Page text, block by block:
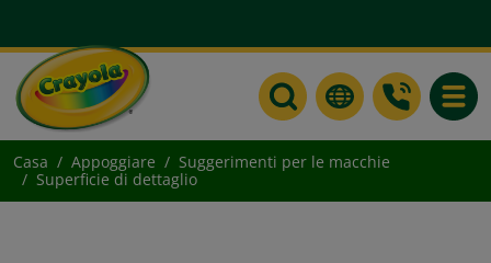
Casa Appoggiare
Suggerimenti per le macchie
Superficie di dettaglio